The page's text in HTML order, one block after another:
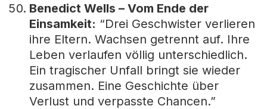
Benedict Wells – Vom Ende der
Einsamkeit: “Drei Geschwister verlieren
ihre Eltern. Wachsen getrennt auf. Ihre
Leben verlaufen völlig unterschiedlich.
Ein tragischer Unfall bringt sie wieder
zusammen. Eine Geschichte über
Verlust und verpasste Chancen.”